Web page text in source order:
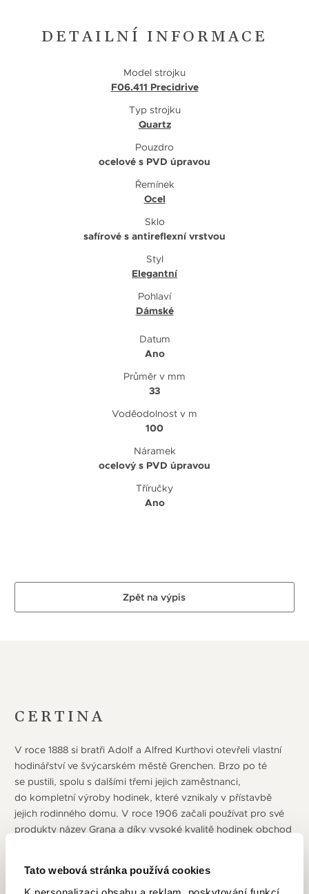
Tato webová stránka používá cookies
DETAILNÍ INFORMACE
Model strojku
F06.411 Precidrive
Typ strojku
Quartz
Pouzdro
ocelové s PVD úpravou
Řemínek
Ocel
Sklo
safírové s antireflexní vrstvou
Styl
Elegantní
Pohlaví
Dámské
Datum
Ano
Průměr v mm
33
Voděodolnost v m
100
Náramek
ocelový s PVD úpravou
Tříručky
Ano
Zpět na výpis
CERTINA
V roce 1888 si bratři Adolf a Alfred Kurthovi otevřeli vlastní
hodinářství ve švýcarském městě Grenchen. Brzo po té
se pustili, spolu s dalšími třemi jejich zaměstnanci,
do kompletní výroby hodinek, které vznikaly v přístavbě
jejich rodinného domu. V roce 1906 začali používat pro své
produkty název Grana a díky vysoké kvalitě hodinek obchod
používaná jako jediný název značky. Ve dvacátých letech